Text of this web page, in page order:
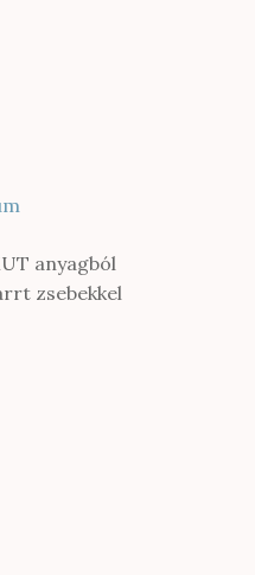
anyagból
zsebekkel